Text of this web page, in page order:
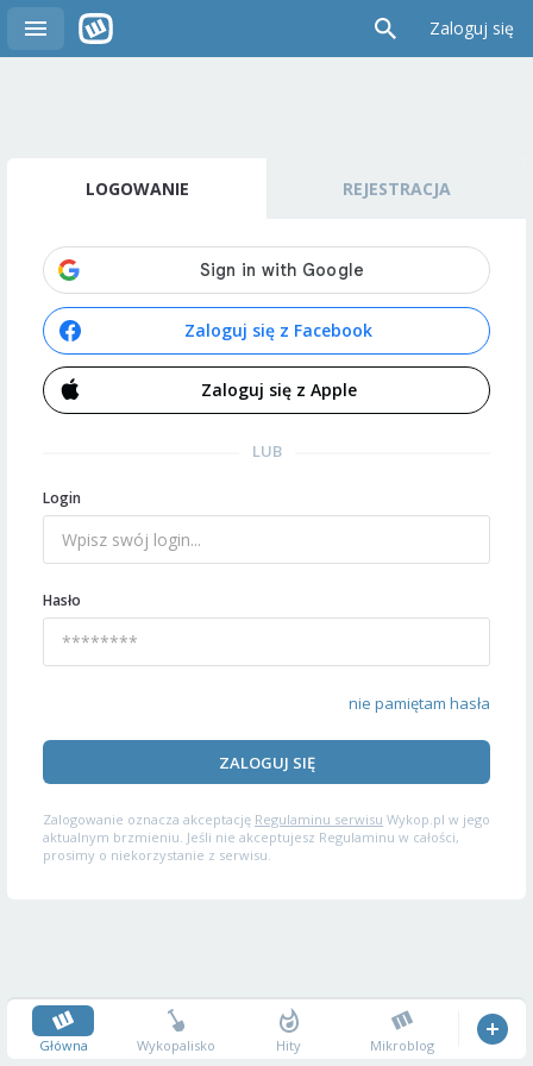
Zaloguj się
LOGOWANIE REJESTRACJA
Zaloguj się z Facebook
Zaloguj się z Apple
LUB
Login
Hasło
nie pamiętam hasła
ZALOGUJ SIĘ
Zalogowanie oznacza akceptację Regulaminu serwisu Wykop.pl w jego
aktualnym brzmieniu. Jeśli nie akceptujesz Regulaminu w całości,
prosimy o niekorzystanie z serwisu.
Główna Wykopalisko Hity Mikroblog